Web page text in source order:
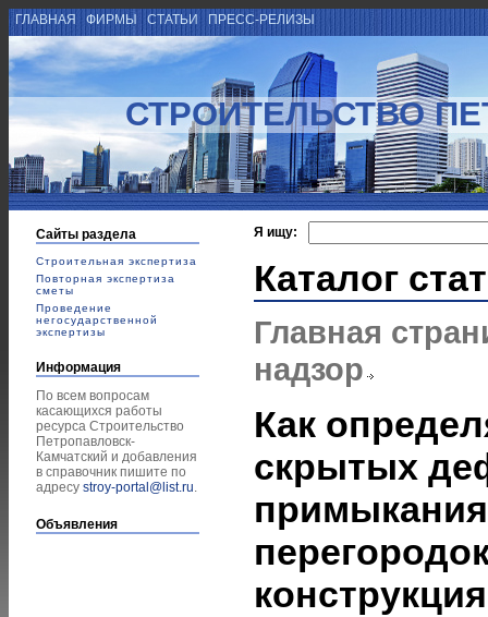
ГЛАВНАЯ ФИРМЫ СТАТЬИ ПРЕСС-РЕЛИЗЫ
СТРОИТЕЛЬСТВО
Сайты раздела
Строительная экспертиза
Повторная экспертиза
сметы
Проведение
негосударственной
экспертизы
Информация
По всем вопросам
касающихся работы
ресурса Строительство
Петропавловск-
Камчатский и добавления
в справочник пишите по
адресу stroy-portal@list.ru.
Объявления
Я ищу:
Каталог
Главная
надзор
Как
скрытых